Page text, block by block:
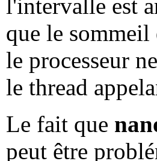
l'intervalle est
que le
le processeur
le thread
Le fait que
peut être